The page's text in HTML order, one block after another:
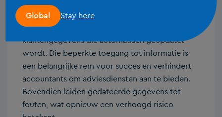
derde van de accountancy professionals
beschikken over een live link naar
klantengegevens die automatisch geüpdatet
wordt. Die beperkte toegang tot informatie is
een belangrijke rem voor succes en verhindert
accountants om adviesdiensten aan te bieden.
Bovendien leiden gedateerde gegevens tot
fouten, wat opnieuw een verhoogd risico
Global Stay here